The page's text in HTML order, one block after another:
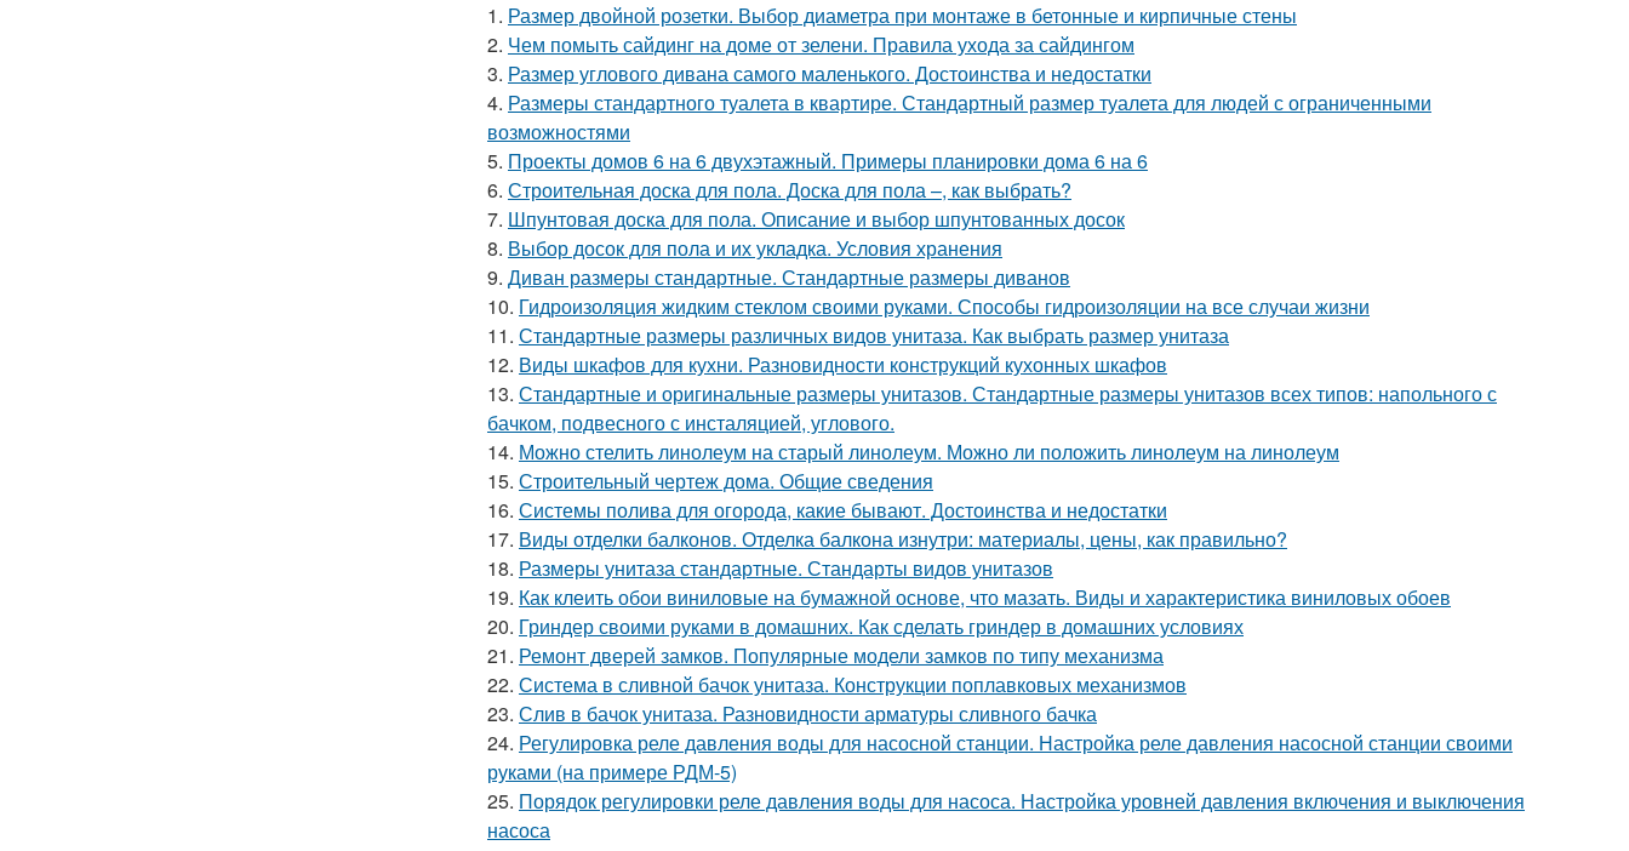
1. Размер двойной розетки. Выбор диаметра при монтаже в бетонные и кирпичные стены
2. Чем помыть сайдинг на доме от зелени. Правила ухода за сайдингом
3. Размер углового дивана самого маленького. Достоинства и недостатки
4. Размеры стандартного туалета в квартире. Стандартный размер туалета для людей с ограниченными
возможностями
5. Проекты домов 6 на 6 двухэтажный. Примеры планировки дома 6 на 6
6. Строительная доска для пола. Доска для пола –, как выбрать?
7. Шпунтовая доска для пола. Описание и выбор шпунтованных досок
8. Выбор досок для пола и их укладка. Условия хранения
9. Диван размеры стандартные. Стандартные размеры диванов
10. Гидроизоляция жидким стеклом своими руками. Способы гидроизоляции на все случаи жизни
11. Стандартные размеры различных видов унитаза. Как выбрать размер унитаза
12. Виды шкафов для кухни. Разновидности конструкций кухонных шкафов
13. Стандартные и оригинальные размеры унитазов. Стандартные размеры унитазов всех типов: напольного с
бачком, подвесного с инсталяцией, углового.
14. Можно стелить линолеум на старый линолеум. Можно ли положить линолеум на линолеум
15. Строительный чертеж дома. Общие сведения
16. Системы полива для огорода, какие бывают. Достоинства и недостатки
17. Виды отделки балконов. Отделка балкона изнутри: материалы, цены, как правильно?
18. Размеры унитаза стандартные. Стандарты видов унитазов
19. Как клеить обои виниловые на бумажной основе, что мазать. Виды и характеристика виниловых обоев
20. Гриндер своими руками в домашних. Как сделать гриндер в домашних условиях
21. Ремонт дверей замков. Популярные модели замков по типу механизма
22. Система в сливной бачок унитаза. Конструкции поплавковых механизмов
23. Слив в бачок унитаза. Разновидности арматуры сливного бачка
24. Регулировка реле давления воды для насосной станции. Настройка реле давления насосной станции своими
руками (на примере РДМ-5)
25. Порядок регулировки реле давления воды для насоса. Настройка уровней давления включения и выключения
насоса